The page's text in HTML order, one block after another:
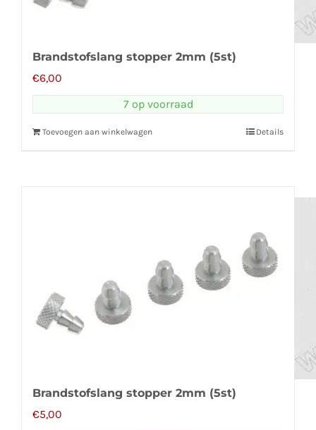
Brandstofslang stopper 2mm (5st)
€6,00
7 op voorraad
Toevoegen aan winkelwagen Details
Brandstofslang stopper 2mm (5st)
€5,00